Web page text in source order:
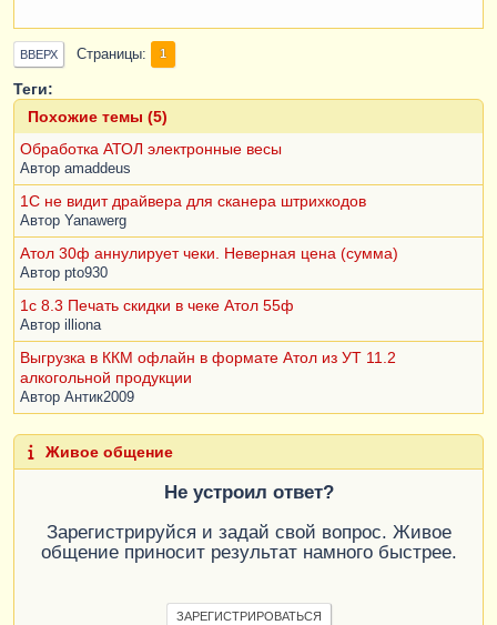
ВВЕРХ Страницы 1
Теги:
Похожие темы (5)
Обработка АТОЛ электронные весы
Автор amaddeus
1С не видит драйвера для сканера штрихкодов
Автор Yanawerg
Атол 30ф аннулирует чеки. Неверная цена (сумма)
Автор pto930
1с 8.3 Печать скидки в чеке Атол 55ф
Автор illiona
Выгрузка в ККМ офлайн в формате Атол из УТ 11.2
алкогольной продукции
Автор Антик2009
Живое общение
Не устроил ответ?
Зарегистрируйся и задай свой вопрос. Живое
общение приносит результат намного быстрее.
ЗАРЕГИСТРИРОВАТЬСЯ